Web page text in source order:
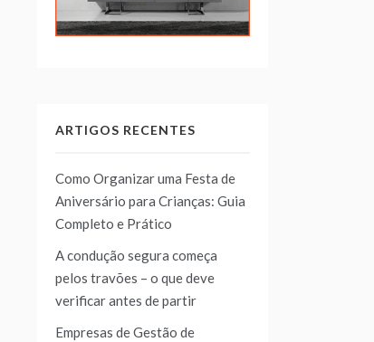
ARTIGOS RECENTES
Como Organizar uma Festa de
Aniversário para Crianças: Guia
Completo e Prático
A condução segura começa
pelos travões – o que deve
verificar antes de partir
Empresas de Gestão de